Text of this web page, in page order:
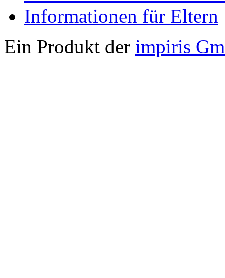
Informationen für Eltern
Ein Produkt der impiris